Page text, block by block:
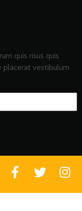
quis risus quis
placerat vestibulum